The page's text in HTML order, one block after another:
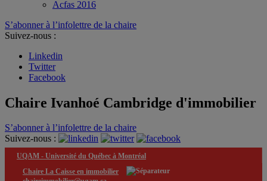
Acfas 2016
S’abonner à l’infolettre de la chaire
Suivez-nous :
Linkedin
Twitter
Facebook
Chaire Ivanhoé Cambridge d'immobilier
S’abonner à l’infolettre de la chaire
Suivez-nous :
UQAM - Université du Québec à Montréal
Chaire La Caisse en immobilier